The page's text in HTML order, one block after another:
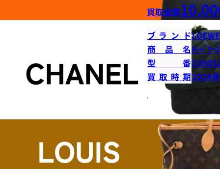
買取金額
ブランドLOEWE
商品名ｶｰﾄﾞｹｰｽ
型番
買取時期2024